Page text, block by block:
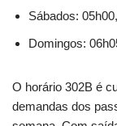
Sábados:
Domingos:
O horário 302B é
demandas dos